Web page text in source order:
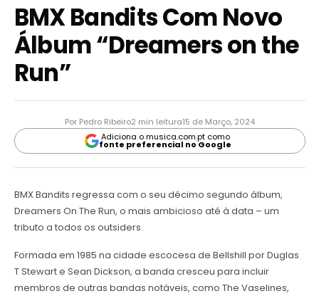
BMX Bandits Com Novo
Álbum “Dreamers on the
Run”
Por Pedro Ribeiro2 min leitura15 de Março, 2024
Adiciona o musica.com.pt como
fonte preferencial no Google
BMX Bandits regressa com o seu décimo segundo álbum,
Dreamers On The Run, o mais ambicioso até à data – um
tributo a todos os outsiders.
Formada em 1985 na cidade escocesa de Bellshill por Duglas
T Stewart e Sean Dickson, a banda cresceu para incluir
membros de outras bandas notáveis, como The Vaselines,